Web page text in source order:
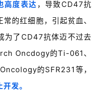
高度表达 ，导致CD47抗
的红细胞，引起贫血、
为了CD47抗体迈不过去
Oncdogy的Ti-061、
的SFR231等，
发。